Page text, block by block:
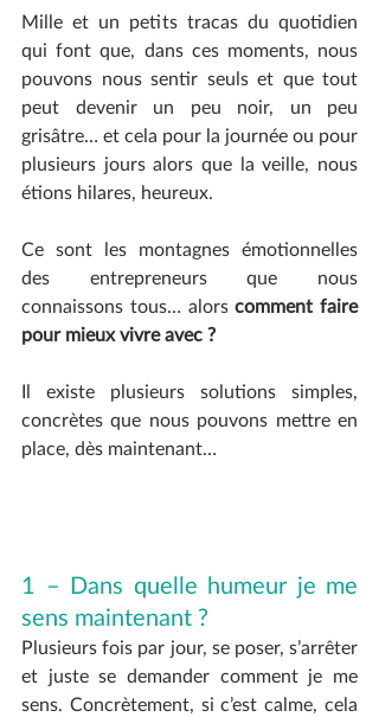
Mille et un petits tracas du quotidien
qui font que, dans ces moments, nous
pouvons nous sentir seuls et que tout
peut devenir un peu noir, un peu
grisâtre… et cela pour la journée ou pour
plusieurs jours alors que la veille, nous
étions hilares, heureux.
Ce sont les montagnes émotionnelles
des entrepreneurs que nous
connaissons tous… alors comment faire
pour mieux vivre avec ?
Il existe plusieurs solutions simples,
concrètes que nous pouvons mettre en
place, dès maintenant…
1 – Dans quelle humeur je me
sens maintenant ?
Plusieurs fois par jour, se poser, s’arrêter
et juste se demander comment je me
sens. Concrètement, si c’est calme, cela